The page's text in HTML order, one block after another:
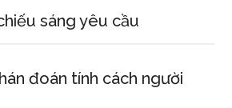
sáng yêu cầu
đoán tính cách người